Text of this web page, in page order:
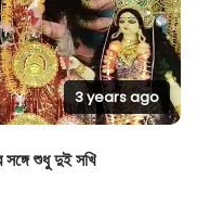
সঙ্গে শুধু দুই সখি
3 years ago